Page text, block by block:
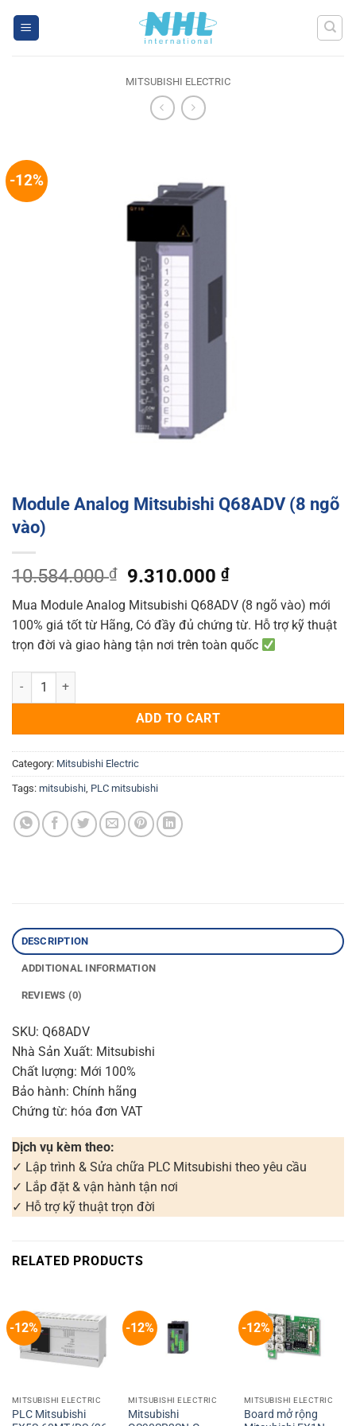
MITSUBISHI ELECTRIC
-12%
Module Analog Mitsubishi Q68ADV (8 ngõ
vào)
10.584.000₫
Original
price
was:
10.584.000 ₫.
9.310.000₫Current
price
is:
9.310.000 ₫.
Mua Module Analog Mitsubishi Q68ADV (8 ngõ vào) mới
100% giá tốt từ Hãng, Có đầy đủ chứng từ. Hỗ trợ kỹ thuật
trọn đời và giao hàng tận nơi trên toàn quốc
Module Analog Mitsubishi Q68ADV (8 ngõ vào) quantity
ADD TO CART
Category: Mitsubishi Electric
Tags: mitsubishi PLC mitsubishi
DESCRIPTION
ADDITIONAL INFORMATION
REVIEWS (0)
SKU: Q68ADV
Nhà Sản Xuất: Mitsubishi
Chất lượng: Mới 100%
Bảo hành: Chính hãng
Chứng từ: hóa đơn VAT
Dịch vụ kèm theo:
✓ Lập trình & Sửa chữa PLC Mitsubishi theo yêu cầu
✓ Lắp đặt & vận hành tận nơi
✓ Hỗ trợ kỹ thuật trọn đời
RELATED PRODUCTS
-12%
MITSUBISHI ELECTRIC
PLC Mitsubishi
-12%
MITSUBISHI ELECTRIC
Mitsubishi
-12%
MITSUBISHI ELECTRIC
Board mở rộng